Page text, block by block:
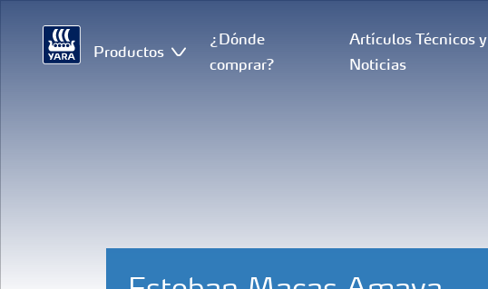
Productos
¿Dónde
comprar?
Artículos Técnicos y
Noticias